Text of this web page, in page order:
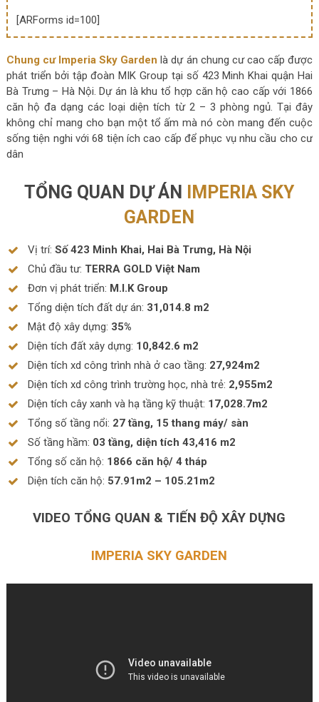
[ARForms id=100]
Chung cư Imperia Sky Garden là dự án chung cư cao cấp được
phát triển bởi tập đoàn MIK Group tại số 423 Minh Khai quận Hai
Bà Trưng – Hà Nội. Dự án là khu tổ hợp căn hộ cao cấp với 1866
căn hộ đa dạng các loại diện tích từ 2 – 3 phòng ngủ. Tại đây
không chỉ mang cho bạn một tổ ấm mà nó còn mang đến cuộc
sống tiện nghi với 68 tiện ích cao cấp để phục vụ nhu cầu cho cư
dân
TỔNG QUAN DỰ ÁN
IMPERIA SKY
GARDEN
Vị trí: Số 423 Minh Khai, Hai Bà Trưng, Hà Nội
Chủ đầu tư: TERRA GOLD Việt Nam
Đơn vị phát triển: M.I.K Group
Tổng diện tích đất dự án: 31,014.8 m2
Mật độ xây dựng: 35%
Diện tích đất xây dựng: 10,842.6 m2
Diện tích xd công trình nhà ở cao tầng: 27,924m2
Diện tích xd công trình trường học, nhà trẻ: 2,955m2
Diện tích cây xanh và hạ tầng kỹ thuật: 17,028.7m2
Tổng số tầng nổi: 27 tầng, 15 thang máy/ sàn
Số tầng hầm: 03 tầng, diện tích 43,416 m2
Tổng số căn hộ: 1866 căn hộ/ 4 tháp
Diện tích căn hộ: 57.91m2 – 105.21m2
VIDEO TỔNG QUAN & TIẾN ĐỘ XÂY DỰNG
IMPERIA SKY GARDEN